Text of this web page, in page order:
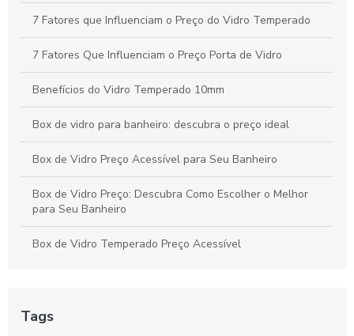
7 Fatores que Influenciam o Preço do Vidro Temperado
7 Fatores Que Influenciam o Preço Porta de Vidro
Benefícios do Vidro Temperado 10mm
Box de vidro para banheiro: descubra o preço ideal
Box de Vidro Preço Acessível para Seu Banheiro
Box de Vidro Preço: Descubra Como Escolher o Melhor
para Seu Banheiro
Box de Vidro Temperado Preço Acessível
Box de Vidro Temperado Preço: Como Encontrar a Melhor
Opção para Seu Banheiro
Tags